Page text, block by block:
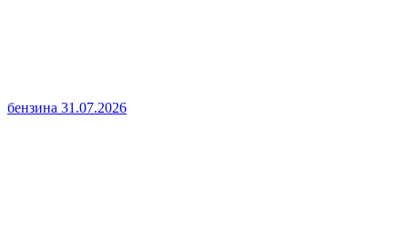
бензина 31.07.2026